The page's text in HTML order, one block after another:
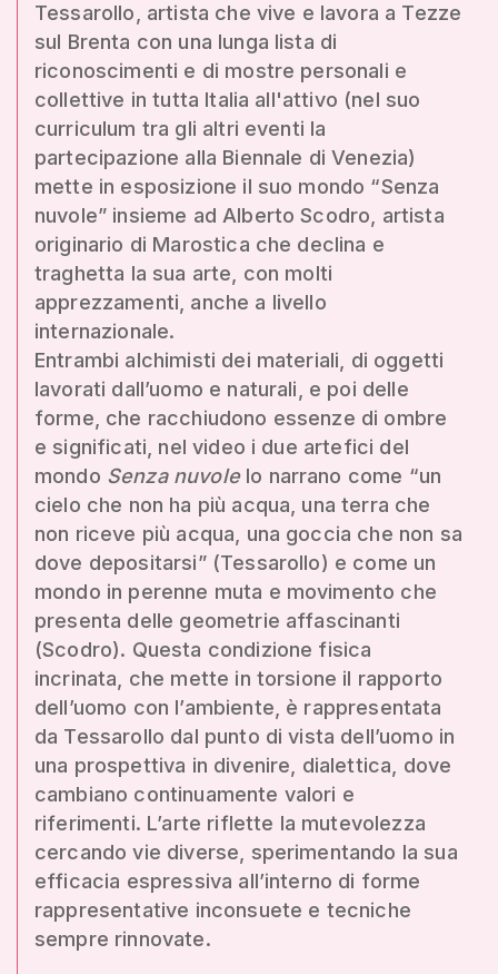
Tessarollo, artista che vive e lavora a Tezze
sul Brenta con una lunga lista di
riconoscimenti e di mostre personali e
collettive in tutta Italia all'attivo (nel suo
curriculum tra gli altri eventi la
partecipazione alla Biennale di Venezia)
mette in esposizione il suo mondo “Senza
nuvole” insieme ad Alberto Scodro, artista
originario di Marostica che declina e
traghetta la sua arte, con molti
apprezzamenti, anche a livello
internazionale.
Entrambi alchimisti dei materiali, di oggetti
lavorati dall’uomo e naturali, e poi delle
forme, che racchiudono essenze di ombre
e significati, nel video i due artefici del
mondo Senza nuvolelo narrano come “un
cielo che non ha più acqua, una terra che
non riceve più acqua, una goccia che non sa
dove depositarsi” (Tessarollo) e come un
mondo in perenne muta e movimento che
presenta delle geometrie affascinanti
(Scodro). Questa condizione fisica
incrinata, che mette in torsione il rapporto
dell’uomo con l’ambiente, è rappresentata
da Tessarollo dal punto di vista dell’uomo in
una prospettiva in divenire, dialettica, dove
cambiano continuamente valori e
riferimenti. L’arte riflette la mutevolezza
cercando vie diverse, sperimentando la sua
efficacia espressiva all’interno di forme
rappresentative inconsuete e tecniche
sempre rinnovate.